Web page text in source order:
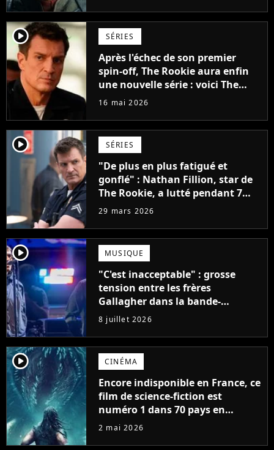
player2 SÉRIES
Après l'échec de son premier
spin-off, The Rookie aura enfin
une nouvelle série : voici The
Rookie : North
16 mai 2026
player2 SÉRIES
"De plus en plus fatigué et
gonflé" : Nathan Fillion, star de
The Rookie, a lutté pendant 7
ans avec un rôle qui le détruisait
29 mars 2026
player2 MUSIQUE
"C'est inacceptable" : grosse
tension entre les frères
Gallagher dans la bande-
annonce du documentaire sur
Oasis
8 juillet 2026
player2 CINÉMA
Encore indisponible en France, ce
film de science-fiction est
numéro 1 dans 70 pays en
streaming et met en scène un
2 mai 2026